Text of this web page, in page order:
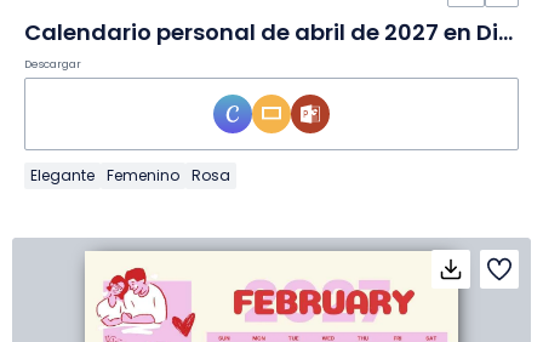
Calendario personal de abril de 2027 en Diapositivas
Descargar
Elegante Femenino Rosa